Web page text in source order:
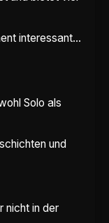
interessant...
Solo als
und
nicht in der